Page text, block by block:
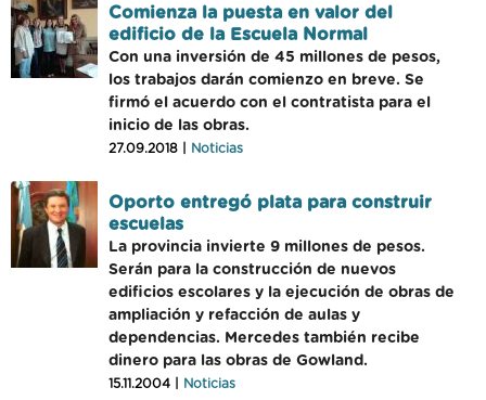
Comienza la puesta en valor del
edificio de la Escuela Normal
Con una inversión de 45 millones de pesos,
los trabajos darán comienzo en breve. Se
firmó el acuerdo con el contratista para el
inicio de las obras.
27.09.2018 | Noticias
Oporto entregó plata para construir
escuelas
La provincia invierte 9 millones de pesos.
Serán para la construcción de nuevos
edificios escolares y la ejecución de obras de
ampliación y refacción de aulas y
dependencias. Mercedes también recibe
dinero para las obras de Gowland.
15.11.2004 | Noticias